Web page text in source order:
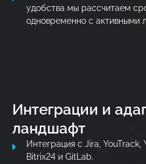
удобства мы рассчитаем
одновременно с активными
Интеграции и
ландшафт
Интеграция с Jira, YouTrack,
Bitrix24 и GitLab.